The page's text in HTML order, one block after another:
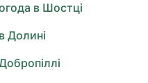
в Шостці
Долині